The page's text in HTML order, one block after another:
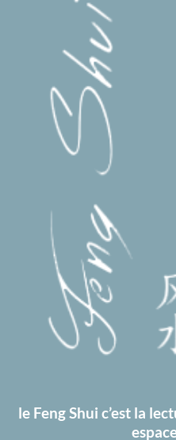
le Feng Shui c’est la